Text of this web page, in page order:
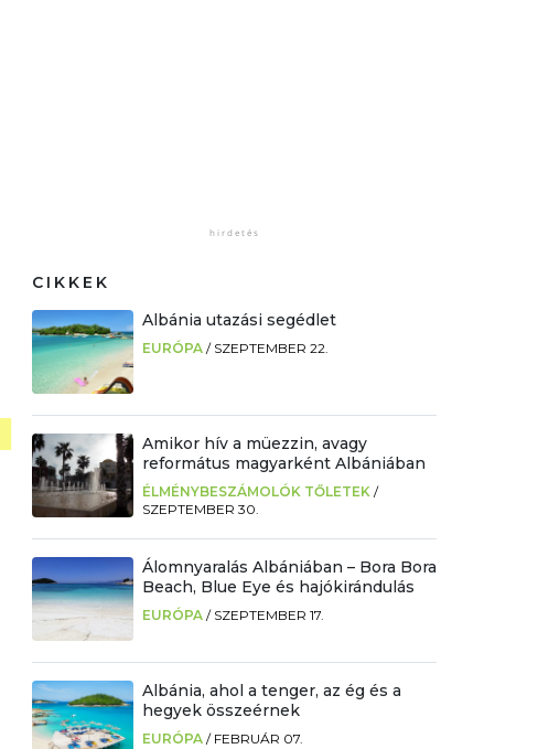
CIKKEK
Albánia utazási segédlet
EURÓPA / SZEPTEMBER 22.
Amikor hív a müezzin, avagy
református magyarként Albániában
ÉLMÉNYBESZÁMOLÓK TŐLETEK /
SZEPTEMBER 30.
Álomnyaralás Albániában – Bora Bora
Beach, Blue Eye és hajókirándulás
EURÓPA / SZEPTEMBER 17.
Albánia, ahol a tenger, az ég és a
hegyek összeérnek
EURÓPA / FEBRUÁR 07.